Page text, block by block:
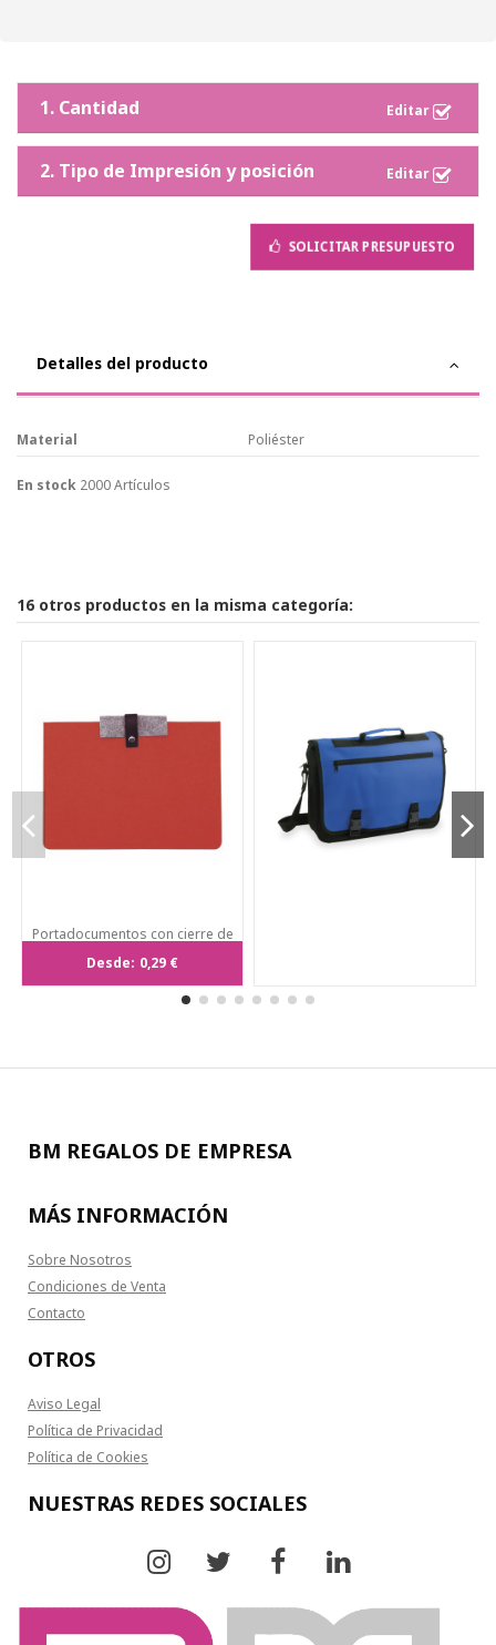
1. Cantidad
2. Tipo de Impresión y posición
SOLICITAR PRESUPUESTO
Detalles del producto
Material Poliéster
En stock 2000 Artículos
16 otros productos en la misma categoría:
Portadocumentos con cierre de
Desde: 0,29 €
BM REGALOS DE EMPRESA
MÁS INFORMACIÓN
Sobre Nosotros
Condiciones de Venta
Contacto
OTROS
Aviso Legal
Política de Privacidad
Política de Cookies
NUESTRAS REDES SOCIALES